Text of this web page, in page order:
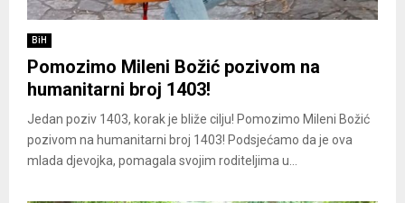
BiH
Pomozimo Mileni Božić pozivom na
humanitarni broj 1403!
Jedan poziv 1403, korak je bliže cilju! Pomozimo Mileni Božić
pozivom na humanitarni broj 1403! Podsjećamo da je ova
mlada djevojka, pomagala svojim roditeljima u...